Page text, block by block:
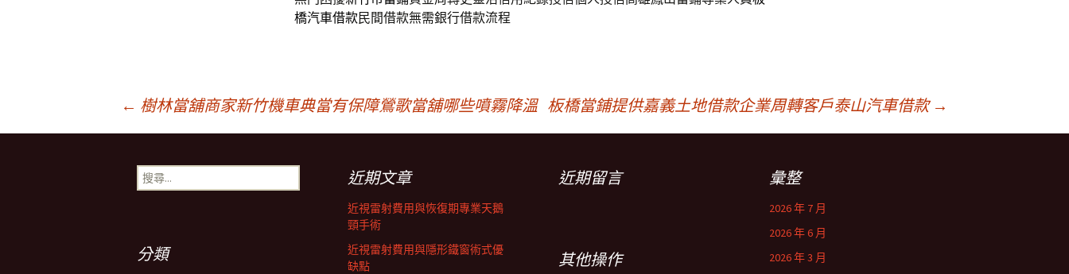
橋汽車借款民間借款無需銀行借款流程
← 樹林當舖商家新竹機車典當有保障鶯歌當舖哪些噴霧降溫 板橋當鋪提供嘉義土地借款企業周轉客戶泰山汽車借款 →
搜
尋
近期文章
近視雷射費用與恢復期專業天鵝
頸手術
近視雷射費用與隱形鐵窗術式優
缺點
近期留言 彙整
2026 年 7 月
2026 年 6 月
2026 年 3 月
分類 其他操作